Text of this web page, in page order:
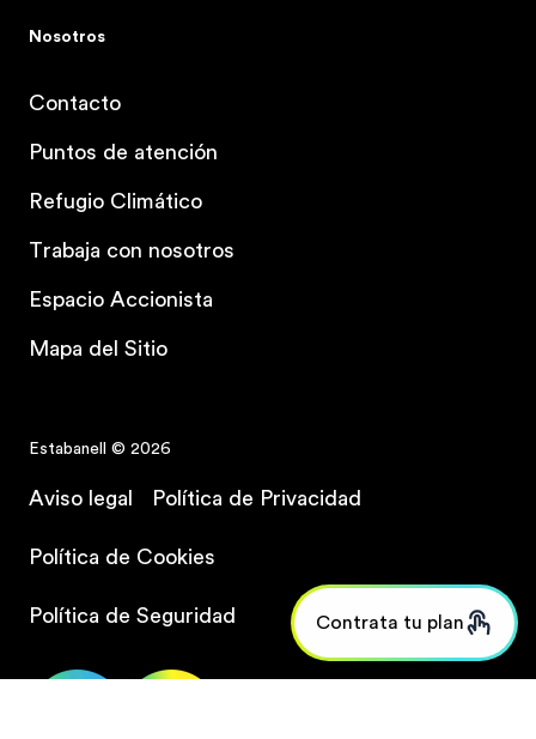
Nosotros
Contacto
Puntos de atención
Refugio Climático
Trabaja con nosotros
Espacio Accionista
Mapa del Sitio
Estabanell © 2026
Aviso legal Política de Privacidad
Política de Cookies
Política de Seguridad Contrata tu plan